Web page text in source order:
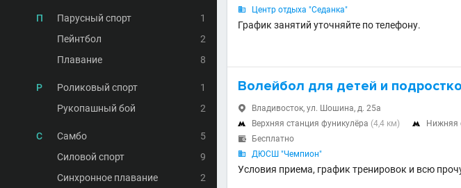
П Парусный спорт
1
Пейнтбол
2
Плавание
8
Р Роликовый спорт
1
Рукопашный бой
2
С Самбо
5
Силовой спорт
9
Синхронное плавание
2
 Центр отдыха "Седанка"
График занятий уточняйте по телефону.
Волейбол для детей и
 Владивосток, ул. Шошина, д. 25а
 Верхняя станция фуникулёра (4,4 км)  Нижняя
 Бесплатно
 ДЮСШ "Чемпион"
Условия приема, график тренировок и всю